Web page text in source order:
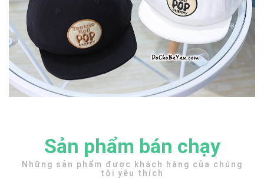
Sản phẩm bán chạy
Những sản phẩm được khách hàng của chúng
tôi yêu thích